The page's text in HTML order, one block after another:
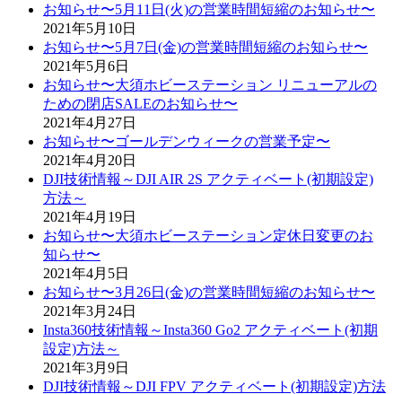
お知らせ〜5月11日(火)の営業時間短縮のお知らせ〜
2021年5月10日
お知らせ〜5月7日(金)の営業時間短縮のお知らせ〜
2021年5月6日
お知らせ〜大須ホビーステーション リニューアルの
ための閉店SALEのお知らせ〜
2021年4月27日
お知らせ〜ゴールデンウィークの営業予定〜
2021年4月20日
DJI技術情報～DJI AIR 2S アクティベート(初期設定)
方法～
2021年4月19日
お知らせ〜大須ホビーステーション定休日変更のお
知らせ〜
2021年4月5日
お知らせ〜3月26日(金)の営業時間短縮のお知らせ〜
2021年3月24日
Insta360技術情報～Insta360 Go2 アクティベート(初期
設定)方法～
2021年3月9日
DJI技術情報～DJI FPV アクティベート(初期設定)方法